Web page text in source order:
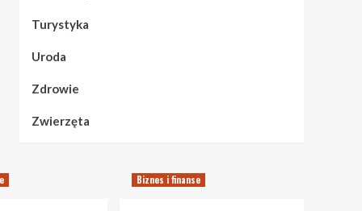
Turystyka
Uroda
Zdrowie
Zwierzęta
Biznes i finanse